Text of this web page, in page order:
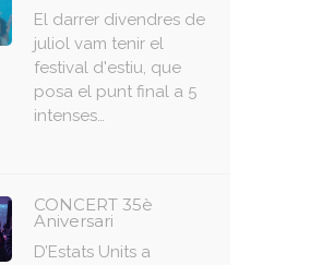
El darrer divendres de
juliol vam tenir el
festival d'estiu, que
posa el punt final a 5
intenses…
CONCERT 35è
Aniversari
D’Estats Units a